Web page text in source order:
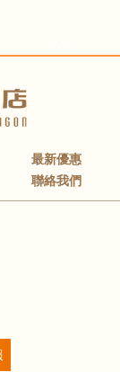
最新優惠
聯絡我們